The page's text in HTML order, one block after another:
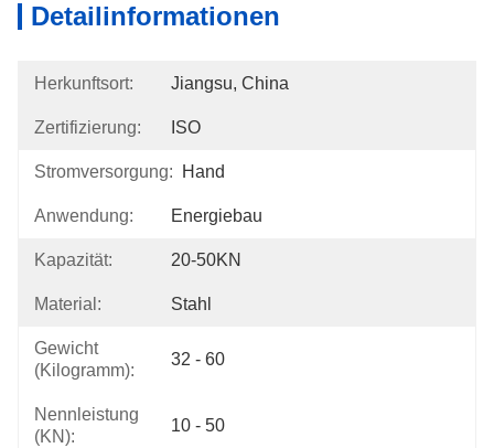
Detailinformationen
Herkunftsort: Jiangsu, China
Zertifizierung: ISO
Stromversorgung: Hand
Anwendung: Energiebau
Kapazität: 20-50KN
Material: Stahl
Gewicht
(Kilogramm):
32 - 60
Nennleistung
(KN):
10 - 50